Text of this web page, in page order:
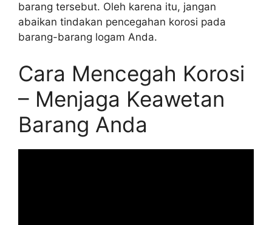
barang tersebut. Oleh karena itu, jangan
abaikan tindakan pencegahan korosi pada
barang-barang logam Anda.
Cara Mencegah Korosi
– Menjaga Keawetan
Barang Anda